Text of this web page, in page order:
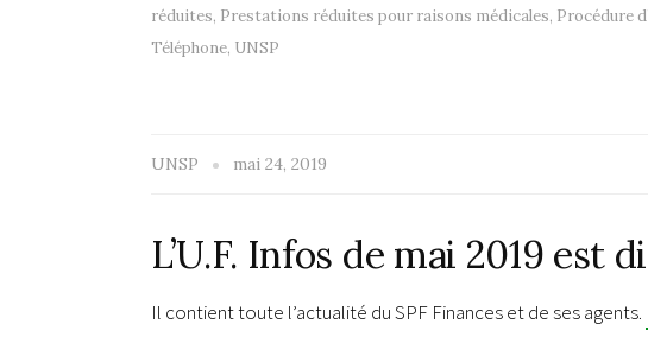
réduites, Prestations réduites pour raisons médicales, Procédure
Téléphone, UNSP
UNSP mai 24, 2019
L’U.F. Infos de mai 2019 est
Il contient toute l’actualité du SPF Finances et de ses agents.